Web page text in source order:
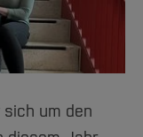
um den